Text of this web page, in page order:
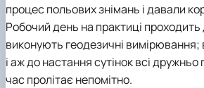
процес польових знімань і давали
Робочий день на практиці
виконують геодезичні
і аж до настання сутінок всі
час пролітає непомітно.